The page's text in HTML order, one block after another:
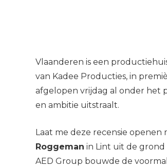
Vlaanderen is een
van Kadee Producties, in
afgelopen vrijdag al onder het
en ambitie uitstraalt.
Laat me deze recensie
Roggeman in Lint uit de grond
AED Group bouwde de